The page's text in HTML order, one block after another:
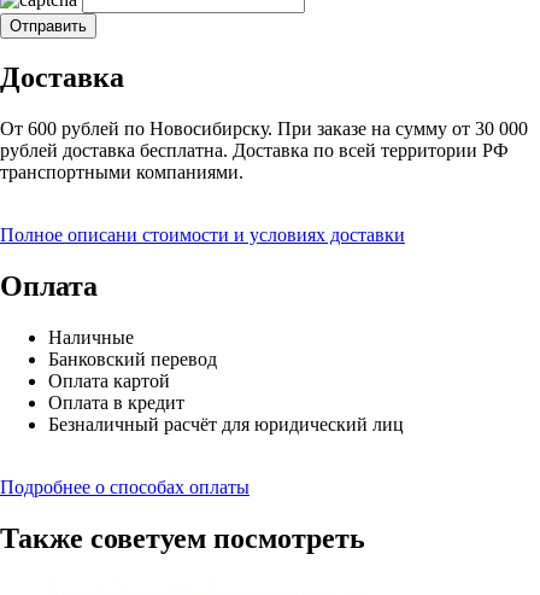
Доставка
От 600 рублей по Новосибирску. При заказе на сумму от 30 000
рублей доставка бесплатна. Доставка по всей территории РФ
транспортными компаниями.
Полное описани стоимости и условиях доставки
Оплата
Наличные
Банковский перевод
Оплата картой
Оплата в кредит
Безналичный расчёт для юридический лиц
Подробнее о способах оплаты
Также советуем посмотреть